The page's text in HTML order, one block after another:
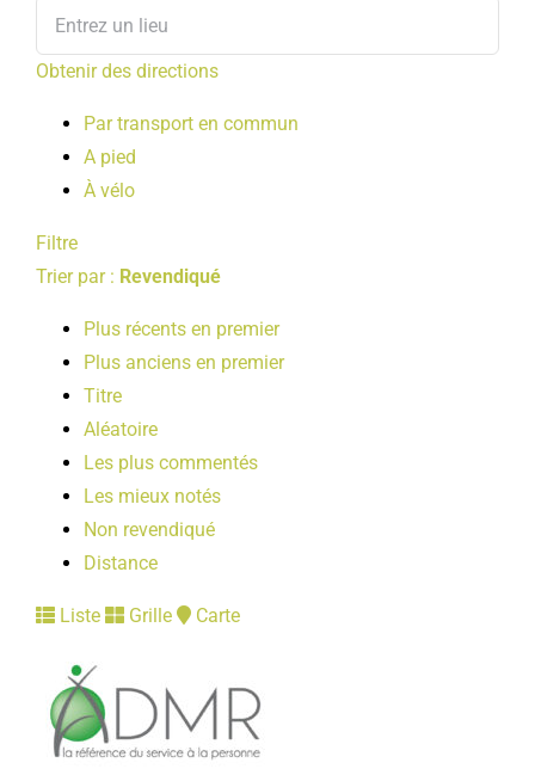
Obtenir des directions
Par transport en commun
A pied
À vélo
Filtre
Trier par : Revendiqué
Plus récents en premier
Plus anciens en premier
Titre
Aléatoire
Les plus commentés
Les mieux notés
Non revendiqué
Distance
Liste Grille Carte